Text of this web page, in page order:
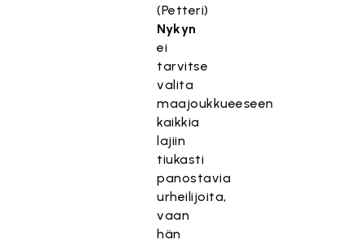
(Petteri)
Nykyn
ei
tarvitse
valita
maajoukkueeseen
kaikkia
lajiin
tiukasti
panostavia
urheilijoita,
vaan
hän